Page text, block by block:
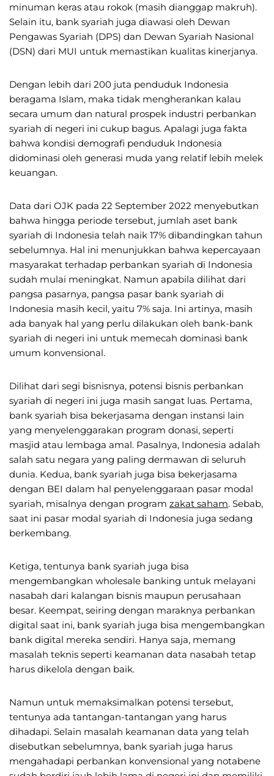
minuman keras atau rokok (masih dianggap makruh).
Selain itu, bank syariah juga diawasi oleh Dewan
Pengawas Syariah (DPS) dan Dewan Syariah Nasional
(DSN) dari MUI untuk memastikan kualitas kinerjanya.
Dengan lebih dari 200 juta penduduk Indonesia
beragama Islam, maka tidak mengherankan kalau
secara umum dan natural prospek industri perbankan
syariah di negeri ini cukup bagus. Apalagi juga fakta
bahwa kondisi demografi penduduk Indonesia
didominasi oleh generasi muda yang relatif lebih melek
keuangan.
Data dari OJK pada 22 September 2022 menyebutkan
bahwa hingga periode tersebut, jumlah aset bank
syariah di Indonesia telah naik 17% dibandingkan tahun
sebelumnya. Hal ini menunjukkan bahwa kepercayaan
masyarakat terhadap perbankan syariah di Indonesia
sudah mulai meningkat. Namun apabila dilihat dari
pangsa pasarnya, pangsa pasar bank syariah di
Indonesia masih kecil, yaitu 7% saja. Ini artinya, masih
ada banyak hal yang perlu dilakukan oleh bank-bank
syariah di negeri ini untuk memecah dominasi bank
umum konvensional.
Dilihat dari segi bisnisnya, potensi bisnis perbankan
syariah di negeri ini juga masih sangat luas. Pertama,
bank syariah bisa bekerjasama dengan instansi lain
yang menyelenggarakan program donasi, seperti
masjid atau lembaga amal. Pasalnya, Indonesia adalah
salah satu negara yang paling dermawan di seluruh
dunia. Kedua, bank syariah juga bisa bekerjasama
dengan BEI dalam hal penyelenggaraan pasar modal
syariah, misalnya dengan program zakat saham. Sebab,
saat ini pasar modal syariah di Indonesia juga sedang
berkembang.
Ketiga, tentunya bank syariah juga bisa
mengembangkan wholesale banking untuk melayani
nasabah dari kalangan bisnis maupun perusahaan
besar. Keempat, seiring dengan maraknya perbankan
digital saat ini, bank syariah juga bisa mengembangkan
bank digital mereka sendiri. Hanya saja, memang
masalah teknis seperti keamanan data nasabah tetap
harus dikelola dengan baik.
Namun untuk memaksimalkan potensi tersebut,
tentunya ada tantangan-tantangan yang harus
dihadapi. Selain masalah keamanan data yang telah
disebutkan sebelumnya, bank syariah juga harus
mengahadapi perbankan konvensional yang notabene